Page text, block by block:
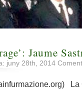
Jaume
juny 28th, 2014
La